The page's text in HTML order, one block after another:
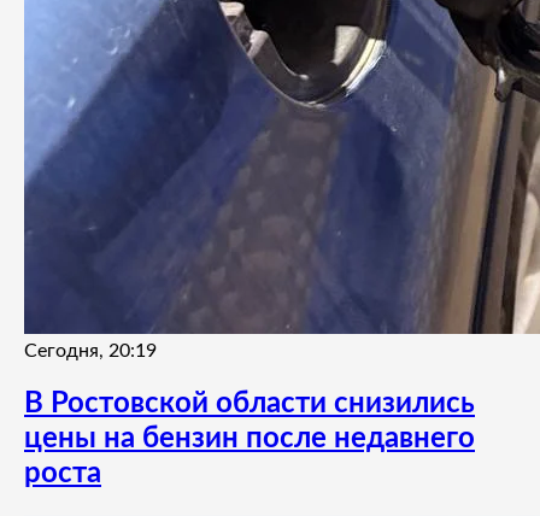
Сегодня, 20:19
В Ростовской области снизились
цены на бензин после недавнего
роста